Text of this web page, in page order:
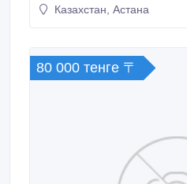
Казахстан, Астана
80 000 тенге 〒